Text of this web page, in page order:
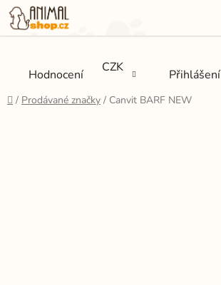
Přejít
na
obsah
Hodnocení CZK Přihlášení
Domů
/ Prodávané značky / Canvit BARF NEW